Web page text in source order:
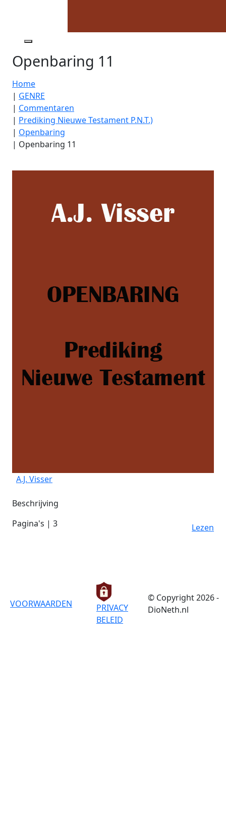
Openbaring 11
Home
| GENRE
| Commentaren
| Prediking Nieuwe Testament P.N.T.)
| Openbaring
| Openbaring 11
A.J. Visser
Beschrijving
Pagina's | 3
Lezen
VOORWAARDEN
PRIVACY
BELEID
© Copyright 2026 -
DioNeth.nl